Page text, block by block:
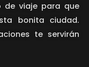
de viaje para que
bonita ciudad.
te servirán